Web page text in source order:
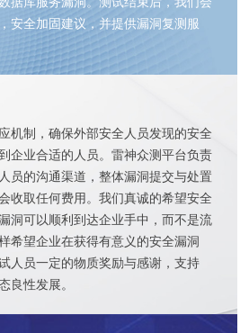
安全加固建议，并提供漏洞复测服
机制，确保外部安全人员发现的安全
企业合适的人员。雷神众测平台负责
员的沟通渠道，整体漏洞提交与处置
收取任何费用。我们真诚的希望安全
洞可以顺利到达企业手中，而不是流
希望企业在获得有意义的安全漏洞
人员一定的物质奖励与感谢，支持
良性发展。